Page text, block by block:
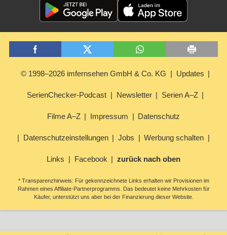
© 1998–2026 imfernsehen GmbH & Co. KG Updates
SerienChecker-Podcast Newsletter Serien A–Z
Filme A–Z Impressum Datenschutz
Datenschutzeinstellungen Jobs Werbung schalten
Links Facebook zurück nach oben
* Transparenzhinweis: Für gekennzeichnete Links erhalten wir Provisionen im
Rahmen eines Affiliate-Partnerprogramms. Das bedeutet keine Mehrkosten für
Käufer, unterstützt uns aber bei der Finanzierung dieser Website.